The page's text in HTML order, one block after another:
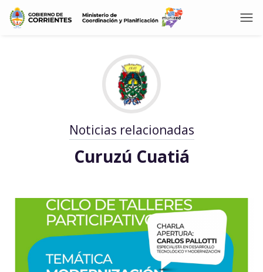
Noticias relacionadas
Curuzú Cuatiá